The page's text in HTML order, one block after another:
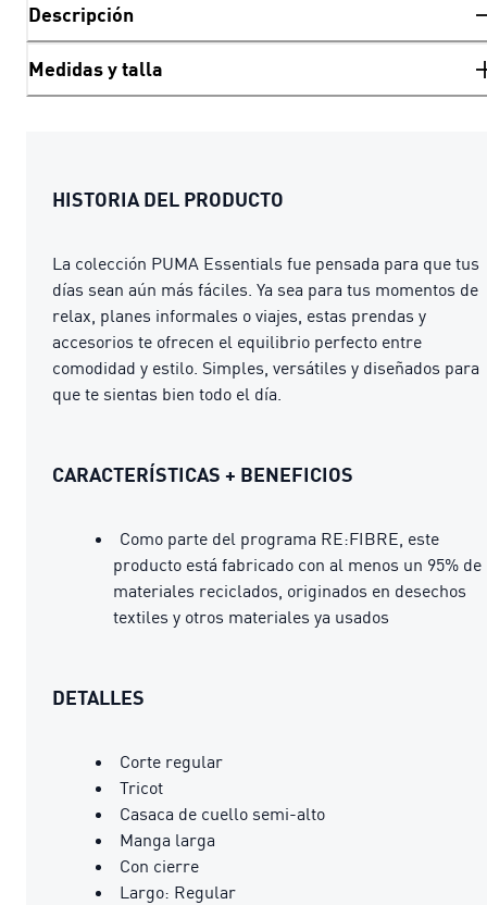
Descripción
Medidas y talla
HISTORIA DEL PRODUCTO
La colección PUMA Essentials fue pensada para que tus
días sean aún más fáciles. Ya sea para tus momentos de
relax, planes informales o viajes, estas prendas y
accesorios te ofrecen el equilibrio perfecto entre
comodidad y estilo. Simples, versátiles y diseñados para
que te sientas bien todo el día.
CARACTERÍSTICAS + BENEFICIOS
Como parte del programa RE:FIBRE, este
producto está fabricado con al menos un 95% de
materiales reciclados, originados en desechos
textiles y otros materiales ya usados
DETALLES
Corte regular
Tricot
Casaca de cuello semi-alto
Manga larga
Con cierre
Largo: Regular